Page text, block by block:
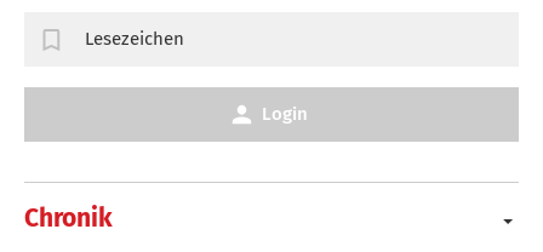
Chronik
Lesezeichen
Login